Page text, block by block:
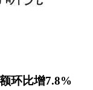
环比增7.8%